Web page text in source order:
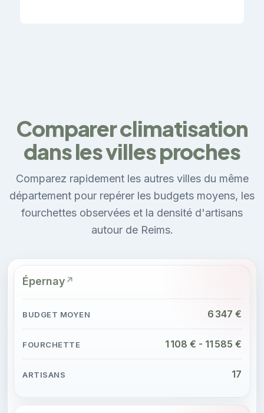
Comparer climatisation
dans les villes proches
Comparez rapidement les autres villes du même
département pour repérer les budgets moyens, les
fourchettes observées et la densité d'artisans
autour de Reims.
Épernay
6 347 €
1 108 € - 11 585 €
17